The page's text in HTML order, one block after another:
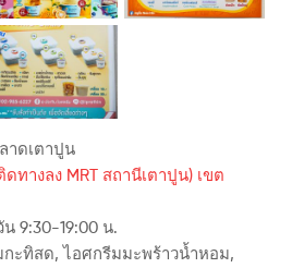
าดเตาปูน
ทางลง MRT สถานีเตาปูน) เขต
น 9:30-19:00 น.
ะทิสด, ไอศกรีมมะพร้าวน้ำหอม,